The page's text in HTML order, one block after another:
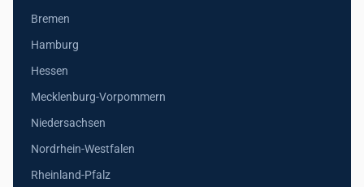
Bremen
Hamburg
Hessen
Mecklenburg-Vorpommern
Niedersachsen
Nordrhein-Westfalen
Rheinland-Pfalz